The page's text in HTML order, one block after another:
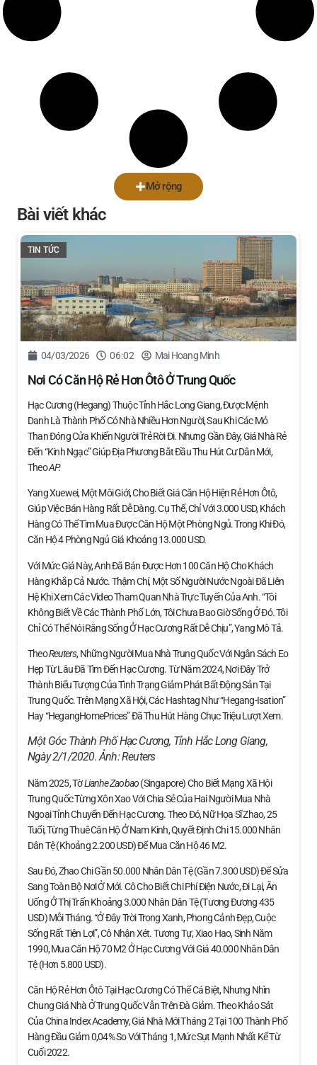
Mở rộng
Bài viết khác
TIN TỨC
04/03/2026 06:02 Mai Hoang Minh
Nơi Có Căn Hộ Rẻ Hơn Ôtô Ở Trung Quốc
Hạc Cương (Hegang) Thuộc Tỉnh Hắc Long Giang, Được Mệnh
Danh Là Thành Phố Có Nhà Nhiều Hơn Người, Sau Khi Các Mỏ
Than Đóng Cửa Khiến Người Trẻ Rời Đi. Nhưng Gần Đây, Giá Nhà Rẻ
Đến “kinh Ngạc” Giúp Địa Phương Bắt Đầu Thu Hút Cư Dân Mới,
TheoAP.
Yang Xuewei, Một Môi Giới, Cho Biết Giá Căn Hộ Hiện Rẻ Hơn Ôtô,
Giúp Việc Bán Hàng Rất Dễ Dàng. Cụ Thể, Chỉ Với 3.000 USD, Khách
Hàng Có Thể Tìm Mua Được Căn Hộ Một Phòng Ngủ. Trong Khi Đó,
Căn Hộ 4 Phòng Ngủ Giá Khoảng 13.000 USD.
Với Mức Giá Này, Anh Đã Bán Được Hơn 100 Căn Hộ Cho Khách
Hàng Khắp Cả Nước. Thậm Chí, Một Số Người Nước Ngoài Đã Liên
Hệ Khi Xem Các Video Tham Quan Nhà Trực Tuyến Của Anh. “Tôi
Không Biết Về Các Thành Phố Lớn, Tôi Chưa Bao Giờ Sống Ở Đó. Tôi
Chỉ Có Thể Nói Rằng Sống Ở Hạc Cương Rất Dễ Chịu”, Yang Mô Tả.
TheoReuters, Những Người Mua Nhà Trung Quốc Với Ngân Sách Eo
Hẹp Từ Lâu Đã Tìm Đến Hạc Cương. Từ Năm 2024, Nơi Đây Trở
Thành Biểu Tượng Của Tình Trạng Giảm Phát Bất Động Sản Tại
Trung Quốc. Trên Mạng Xã Hội, Các Hashtag Như “Hegang-Isation”
Hay “HegangHomePrices” Đã Thu Hút Hàng Chục Triệu Lượt Xem.
Một Góc Thành Phố Hạc Cương, Tỉnh Hắc Long Giang,
Ngày 2/1/2020. Ảnh:Reuters
Năm 2025, TờLianhe Zaobao(Singapore) Cho Biết Mạng Xã Hội
Trung Quốc Từng Xôn Xao Với Chia Sẻ Của Hai Người Mua Nhà
Ngoại Tỉnh Chuyển Đến Hạc Cương. Theo Đó, Nữ Họa Sĩ Zhao, 25
Tuổi, Từng Thuê Căn Hộ Ở Nam Kinh, Quyết Định Chi 15.000 Nhân
Dân Tệ (khoảng 2.200 USD) Để Mua Căn Hộ 46 M2.
Sau Đó, Zhao Chi Gần 50.000 Nhân Dân Tệ (gần 7.300 USD) Để Sửa
Sang Toàn Bộ Nơi Ở Mới. Cô Cho Biết Chi Phí Điện Nước, Đi Lại, Ăn
Uống Ở Thị Trấn Khoảng 3.000 Nhân Dân Tệ (tương Đương 435
USD) Mỗi Tháng. “Ở Đây Trời Trong Xanh, Phong Cảnh Đẹp, Cuộc
Sống Rất Tiện Lợi”, Cô Nhận Xét. Tương Tự, Xiao Hao, Sinh Năm
1990, Mua Căn Hộ 70 M2 Ở Hạc Cương Với Giá 40.000 Nhân Dân
Tệ (hơn 5.800 USD).
Căn Hộ Rẻ Hơn Ôtô Tại Hạc Cương Có Thể Cá Biệt, Nhưng Nhìn
Chung Giá Nhà Ở Trung Quốc Vẫn Trên Đà Giảm. Theo Khảo Sát
Của China Index Academy, Giá Nhà Mới Tháng 2 Tại 100 Thành Phố
Hàng Đầu Giảm 0,04% So Với Tháng 1, Mức Sụt Mạnh Nhất Kể Từ
Cuối 2022.